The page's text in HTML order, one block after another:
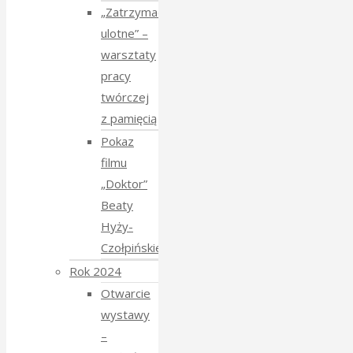
„Zatrzymać
ulotne” –
warsztaty
pracy
twórczej
z pamięcią
Pokaz
filmu
„Doktor”
Beaty
Hyży-
Czołpińskiej
Rok 2024
Otwarcie
wystawy
–